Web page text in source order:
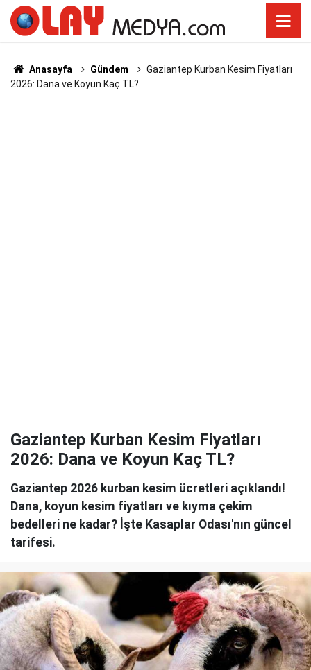
Anasayfa Gündem
Gaziantep Kurban Kesim Fiyatları
2026: Dana ve Koyun Kaç TL?
Gaziantep Kurban Kesim Fiyatları
2026: Dana ve Koyun Kaç TL?
Gaziantep 2026 kurban kesim ücretleri açıklandı!
Dana, koyun kesim fiyatları ve kıyma çekim
bedelleri ne kadar? İşte Kasaplar Odası'nın güncel
tarifesi.